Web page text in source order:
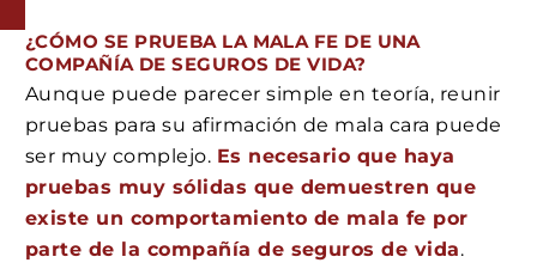
¿CÓMO SE PRUEBALA MALA FE DE UNA
COMPAÑÍA DE SEGUROS DE VIDA?
Aunque puede parecer simple en teoría, reunir
pruebas para su afirmación de mala cara puede
ser muy complejo. Es necesario que haya
pruebas muy sólidas que demuestren que
existe un comportamiento de mala fe por
parte de la compañía de seguros de vida.